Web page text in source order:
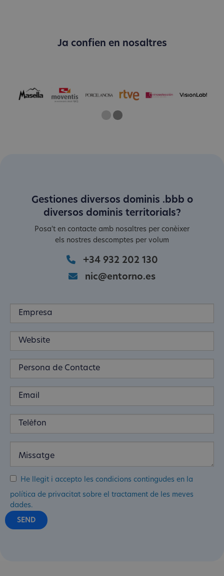
Ja confien en nosaltres
OneTwo
Current Slide
Gestiones diversos dominis .bbb o
diversos dominis territorials?
Posa't en contacte amb nosaltres per conèixer
els nostres descomptes per volum
+34 932 202 130
nic@entorno.es
He llegit i accepto les condicions contingudes en la
política de privacitat sobre el tractament de les meves
dades.